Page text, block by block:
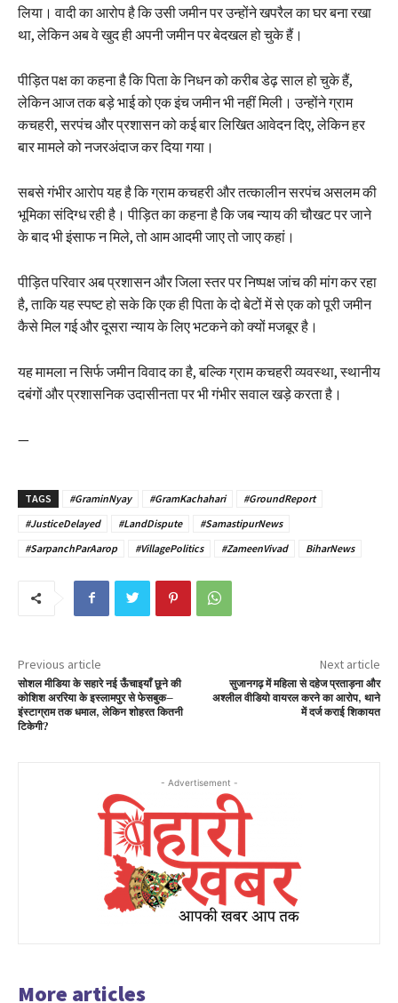
लिया। वादी का आरोप है कि उसी जमीन पर उन्होंने खपरैल का घर बना रखा
था, लेकिन अब वे खुद ही अपनी जमीन पर बेदखल हो चुके हैं।
पीड़ित पक्ष का कहना है कि पिता के निधन को करीब डेढ़ साल हो चुके हैं,
लेकिन आज तक बड़े भाई को एक इंच जमीन भी नहीं मिली। उन्होंने ग्राम
कचहरी, सरपंच और प्रशासन को कई बार लिखित आवेदन दिए, लेकिन हर
बार मामले को नजरअंदाज कर दिया गया।
सबसे गंभीर आरोप यह है कि ग्राम कचहरी और तत्कालीन सरपंच असलम की
भूमिका संदिग्ध रही है। पीड़ित का कहना है कि जब न्याय की चौखट पर जाने
के बाद भी इंसाफ न मिले, तो आम आदमी जाए तो जाए कहां।
पीड़ित परिवार अब प्रशासन और जिला स्तर पर निष्पक्ष जांच की मांग कर रहा
है, ताकि यह स्पष्ट हो सके कि एक ही पिता के दो बेटों में से एक को पूरी जमीन
कैसे मिल गई और दूसरा न्याय के लिए भटकने को क्यों मजबूर है।
यह मामला न सिर्फ जमीन विवाद का है, बल्कि ग्राम कचहरी व्यवस्था, स्थानीय
दबंगों और प्रशासनिक उदासीनता पर भी गंभीर सवाल खड़े करता है।
—
TAGS #GraminNyay #GramKachahari
#GroundReport
#JusticeDelayed
#LandDispute
#SamastipurNews
#SarpanchParAarop
#VillagePolitics #ZameenVivad BiharNews
Previous article
सोशल मीडिया के सहारे नई ऊँचाइयाँ छूने की
कोशिश अररिया के इस्लामपुर से फेसबुक–
इंस्टाग्राम तक धमाल, लेकिन शोहरत कितनी
टिकेगी?
Next article
सुजानगढ़ में महिला से दहेज प्रताड़ना और
अश्लील वीडियो वायरल करने का आरोप, थाने
में दर्ज कराई शिकायत
- Advertisement -
More articles